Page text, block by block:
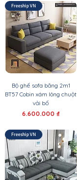
Freeship VN
Bộ ghế sofa băng 2m1
BT57 Cobin xám lông chuột
vải bố
Giá
6.600.000 ₫
Freeship VN